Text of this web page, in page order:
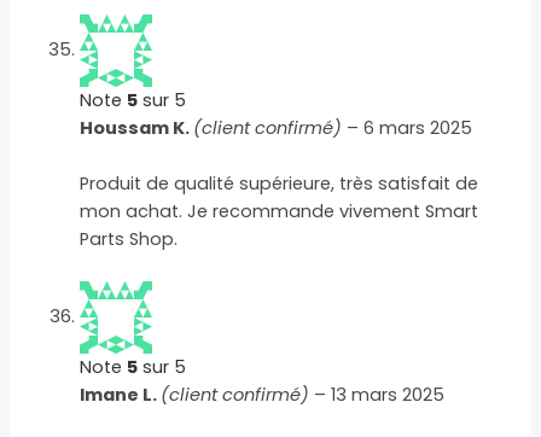
Note 5 sur 5
Houssam K. (client confirmé) – 6 mars 2025
Produit de qualité supérieure, très satisfait de
mon achat. Je recommande vivement Smart
Parts Shop.
Note 5 sur 5
Imane L. (client confirmé) – 13 mars 2025